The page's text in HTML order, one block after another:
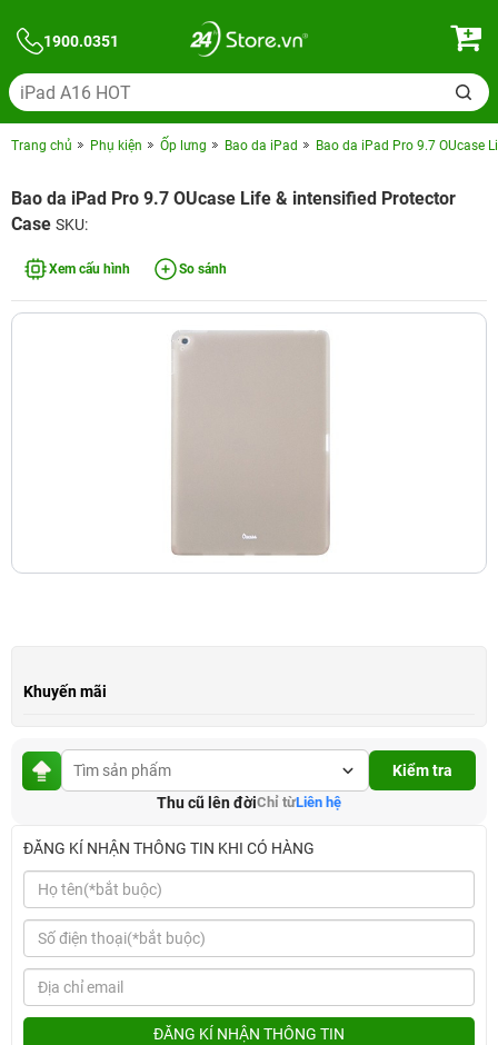
1900.0351
Trang chủ Phụ kiện Ốp lưng Bao da iPad Bao da iPad Pro 9.7 OUcase
Bao da iPad Pro 9.7 OUcase Life & intensified Protector
Case SKU:
Xem cấu hình So sánh
Khuyến mãi
Kiểm tra
Thu cũ lên đờiChỉ từLiên hệ
ĐĂNG KÍ NHẬN THÔNG TIN KHI CÓ HÀNG
ĐĂNG KÍ NHẬN THÔNG TIN